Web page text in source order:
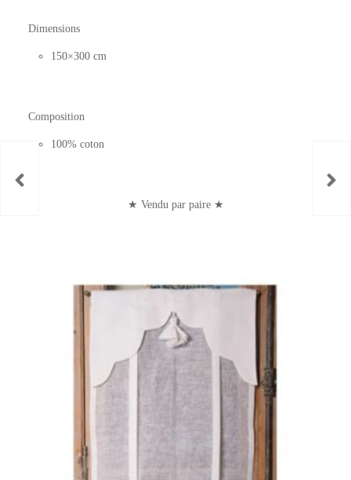
Dimensions
150×300 cm
Composition
100% coton
★ Vendu par paire ★